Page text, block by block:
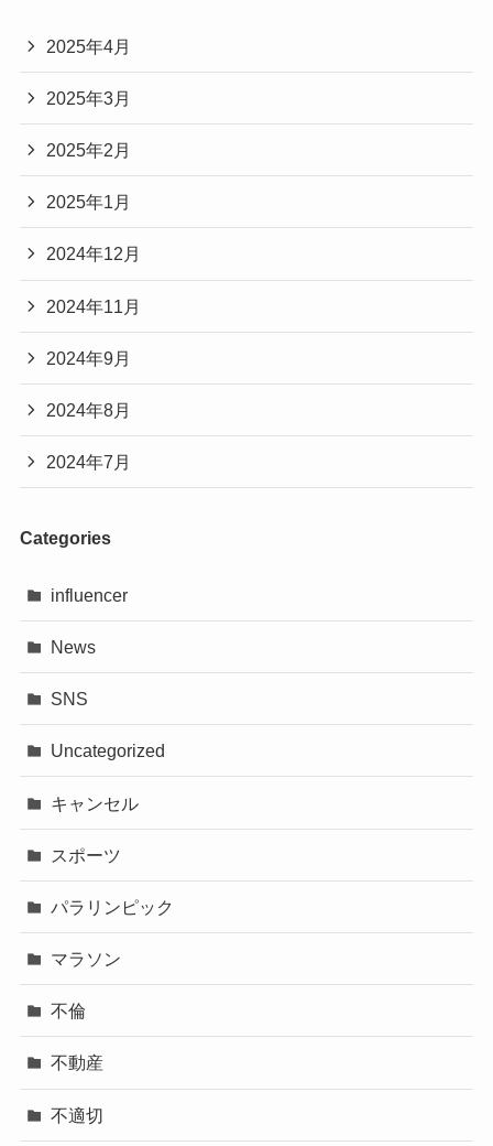
2025年4月
2025年3月
2025年2月
2025年1月
2024年12月
2024年11月
2024年9月
2024年8月
2024年7月
Categories
influencer
News
SNS
Uncategorized
キャンセル
スポーツ
パラリンピック
マラソン
不倫
不動産
不適切